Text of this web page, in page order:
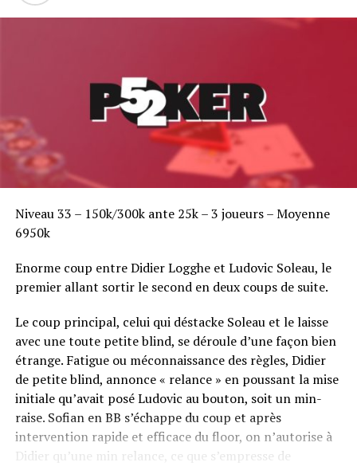
Niveau 33 – 150k/300k ante 25k – 3 joueurs – Moyenne
6950k
Enorme coup entre Didier Logghe et Ludovic Soleau, le
premier allant sortir le second en deux coups de suite.
Le coup principal, celui qui déstacke Soleau et le laisse
avec une toute petite blind, se déroule d’une façon bien
étrange. Fatigue ou méconnaissance des règles, Didier
de petite blind, annonce « relance » en poussant la mise
initiale qu’avait posé Ludovic au bouton, soit un min-
raise. Sofian en BB s’échappe du coup et après
intervention rapide et efficace du floor, on n’autorise à
Didier qu’une min relance, ce que s’empresse de